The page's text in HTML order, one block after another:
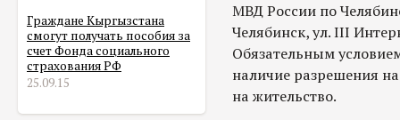
Граждане Кыргызстана
смогут получать пособия за
счет Фонда социального
страхования РФ
25.09.15
МВД России по
Челябинск, ул. III
Обязательным
наличие разрешения
на жительство.